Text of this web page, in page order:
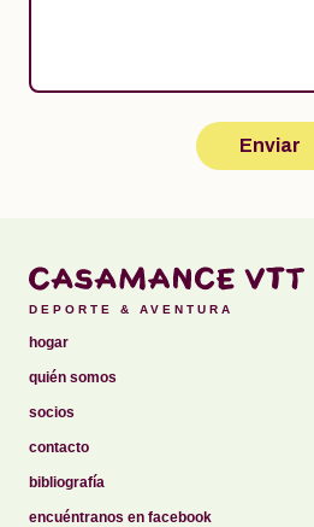
DEPORTE & AVENTURA
hogar
quién somos
socios
contacto
bibliografía
encuéntranos en facebook